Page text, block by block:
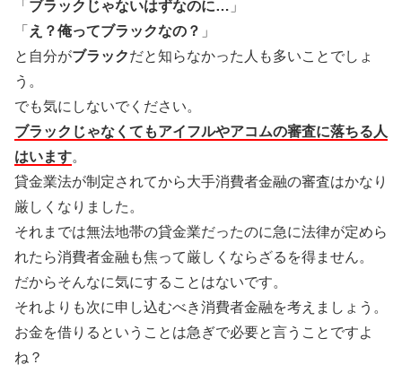
「 ブラックじゃないはずなのに… 」
「 え？俺ってブラックなの？ 」
と自分がブラックだと知らなかった人も多いことでしょ
う。
でも気にしないでください。
ブラックじゃなくてもアイフルやアコムの審査に落ちる人
はいます。
貸金業法が制定されてから大手消費者金融の審査はかなり
厳しくなりました。
それまでは無法地帯の貸金業だったのに急に法律が定めら
れたら消費者金融も焦って厳しくならざるを得ません。
だからそんなに気にすることはないです。
それよりも次に申し込むべき消費者金融を考えましょう。
お金を借りるということは急ぎで必要と言うことですよ
ね？